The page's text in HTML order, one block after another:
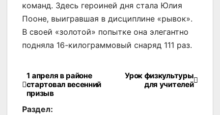
команд. Здесь героиней дня стала Юлия
Пооне, выигравшая в дисциплине «рывок».
В своей «золотой» попытке она элегантно
подняла 16-килограммовый снаряд 111 раз.
Навигация
по
Урок физкультуры
для учителей
1 апреля в районе
стартовал весенний
призыв
Раздел: